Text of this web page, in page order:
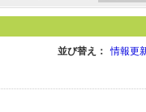
並び替え： 情報更